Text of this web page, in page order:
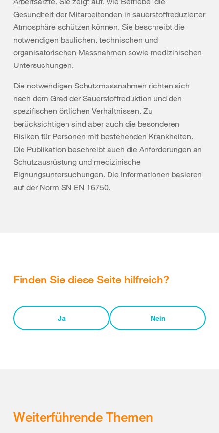
Gesundheit der Mitarbeitenden in sauerstoffreduzierter
Atmosphäre schützen können. Sie beschreibt die
notwendigen baulichen, technischen und
organisatorischen Massnahmen sowie medizinischen
Untersuchungen.
Die notwendigen Schutzmassnahmen richten sich
nach dem Grad der Sauerstoffreduktion und den
spezifischen örtlichen Verhältnissen. Zu
berücksichtigen sind aber auch die besonderen
Risiken für Personen mit bestehenden Krankheiten.
Die Publikation beschreibt auch die Anforderungen an
Schutzausrüstung und medizinische
Eignungsuntersuchungen. Die Informationen basieren
auf der Norm SN EN 16750.
Finden Sie diese Seite hilfreich?
Ja Nein
Weiterführende Themen